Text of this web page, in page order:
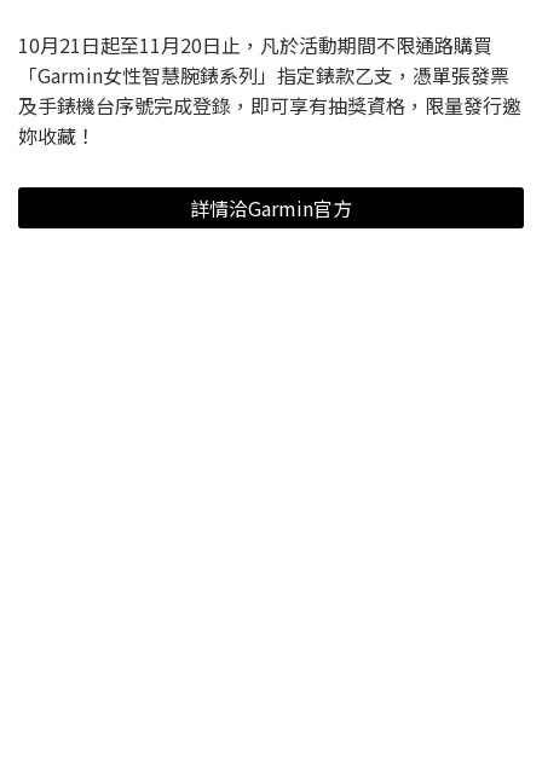
10月21日起至11月20日止，凡於活動期間不限通路購買
「Garmin女性智慧腕錶系列」指定錶款乙支，憑單張發票
及手錶機台序號完成登錄，即可享有抽獎資格，限量發行邀
妳收藏！
詳情洽Garmin官方